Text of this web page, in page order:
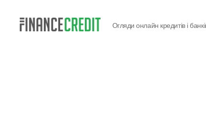
Огляди онлайн кредитів і